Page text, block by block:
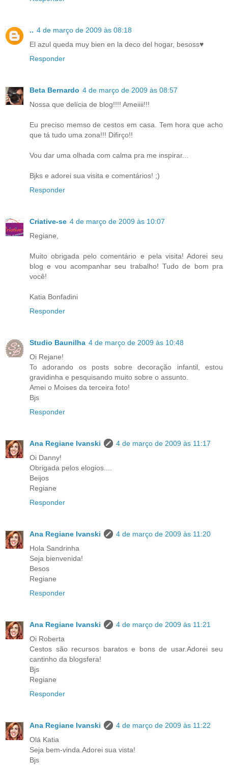
.. 4 de março de 2009 às 08:18
El azul queda muy bien en la deco del hogar, besoss♥
Responder
Beta Bernardo 4 de março de 2009 às 08:57
Nossa que delícia de blog!!!! Ameiiii!!!
Eu preciso memso de cestos em casa. Tem hora que acho
que tá tudo uma zona!!! Difirço!!
Vou dar uma olhada com calma pra me inspirar...
Bjks e adorei sua visita e comentários! ;)
Responder
Criative-se 4 de março de 2009 às 10:07
Regiane,
Muito obrigada pelo comentário e pela visita! Adorei seu
blog e vou acompanhar seu trabalho! Tudo de bom pra
você!
Katia Bonfadini
Responder
Studio Baunilha 4 de março de 2009 às 10:48
Oi Rejane!
To adorando os posts sobre decoração infantil, estou
gravidinha e pesquisando muito sobre o assunto.
Amei o Moises da terceira foto!
Bjs
Responder
Ana Regiane Ivanski
4 de março de 2009 às 11:17
Oi Danny!
Obrigada pelos elogios....
Beijos
Regiane
Responder
Ana Regiane Ivanski
4 de março de 2009 às 11:20
Hola Sandrinha
Seja bienvenida!
Besos
Regiane
Responder
Ana Regiane Ivanski
4 de março de 2009 às 11:21
Oi Roberta
Cestos são recursos baratos e bons de usar.Adorei seu
cantinho da blogsfera!
Bjs
Regiane
Responder
Ana Regiane Ivanski
4 de março de 2009 às 11:22
Olá Katia
Seja bem-vinda.Adorei sua vista!
Bjs